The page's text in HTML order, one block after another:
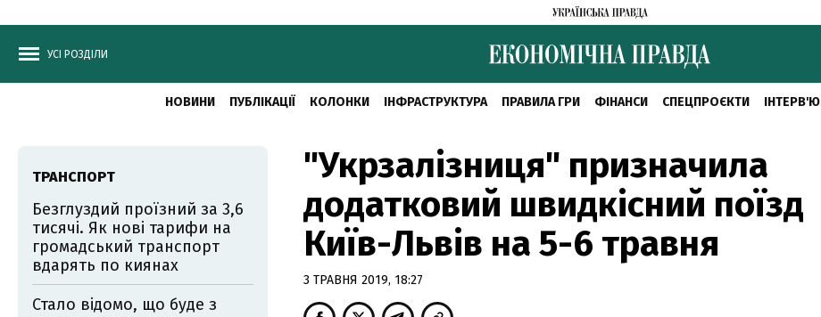
УСІ РОЗДІЛИ
НОВИНИ ПУБЛІКАЦІЇ КОЛОНКИ ІНФРАСТРУКТУРА ПРАВИЛА ГРИ ФІНАНСИ СПЕЦПРОЄКТИ ІНТЕРВ'Ю
"Укрзалізниця" призначила
додатковий швидкісний поїзд
Київ-Львів на 5-6 травня
3 ТРАВНЯ 2019, 18:27
ТРАНСПОРТ
Безглуздий проїзний за 3,6
тисячі. Як нові тарифи на
громадський транспорт
вдарять по киянах
Стало відомо, що буде з